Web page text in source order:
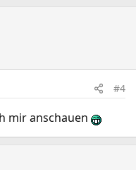
#4
mir anschauen